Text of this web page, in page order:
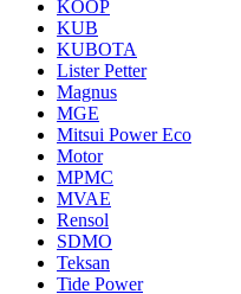
KOOP
KUB
KUBOTA
Lister Petter
Magnus
MGE
Mitsui Power Eco
Motor
MPMC
MVAE
Rensol
SDMO
Teksan
Tide Power